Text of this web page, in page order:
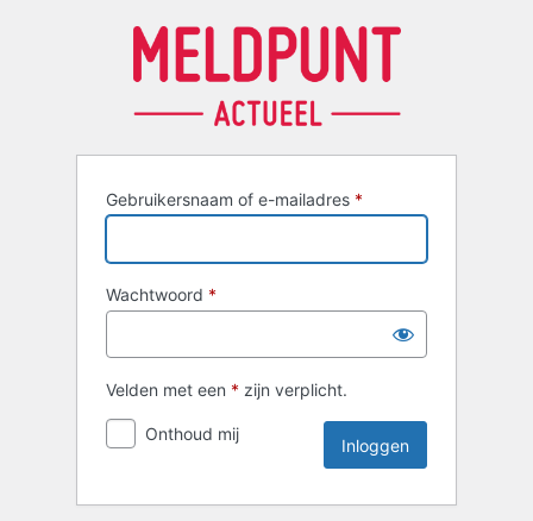
Gebruikersnaam of e-mailadres *
Wachtwoord *
Velden met een * zijn verplicht.
Onthoud mij